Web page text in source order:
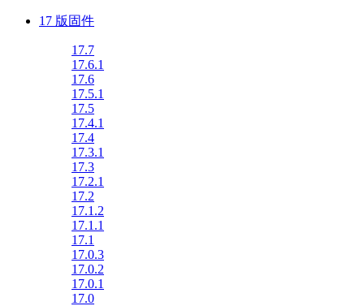
17 版固件
17.7
17.6.1
17.6
17.5.1
17.5
17.4.1
17.4
17.3.1
17.3
17.2.1
17.2
17.1.2
17.1.1
17.1
17.0.3
17.0.2
17.0.1
17.0